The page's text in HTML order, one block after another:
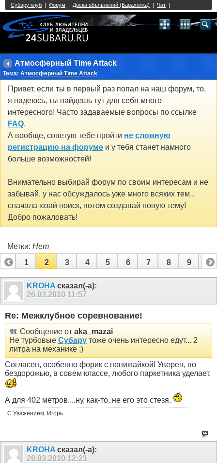
Атмосферный Time Attack
Тема: Атмосферный Time Attack
Привет, если ты в первый раз попал на наш форум, то,
я надеюсь, ты найдешь тут для себя много
интересного! Часто задаваемые вопросы по ссылке
FAQ.
А вообще, советую тебе пройти не сложную
регистрацию на форуме и у тебя станет намного
больше возможностей!
Внимательно выбирай форум по своим интересам и не
забывай, у нас обсуждалось уже много всяких тем...
сначала юзай поиск, потом создавай новую тему!
Добро пожаловать!
Метки: Нет
1
2 3 4 5 6 7 8 9 10
11 12
KROHA сказал(-а):
26.03.2010 11:57
Re: Межклубное соревнование!
Сообщение от aka_mazai
Не турбовые Субару тоже очень интересно едут... 2
литра на механике ;)
Согласен, особенно форик с понижайкой! Уверен, по
бездорожью, в совем классе, любого паркетника уделает.
А для 402 метров....ну, как-то, не его это стезя.
С Уважением, Игорь
KROHA сказал(-а):
26.03.2010 12:21
Single Sign On provided byvBSSO
2 3 4 5 6 7 8 9 10 11 12 13 14 15 16 17 18 21 22 23 24 25 26
27 28 29 30 31 32 33 40 41 42 43